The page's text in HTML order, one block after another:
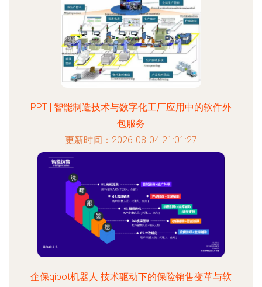
PPT | 智能制造技术与数字化工厂应用中的软件外
包服务
更新时间：2026-08-04 21:01:27
企保qibot机器人 技术驱动下的保险销售变革与软